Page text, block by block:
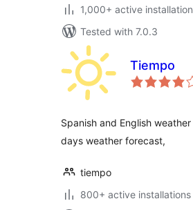
1,000+ active
Tested with 7.0.3
Tiempo
Spanish and English
days weather forecast,
tiempo
800+ active installations